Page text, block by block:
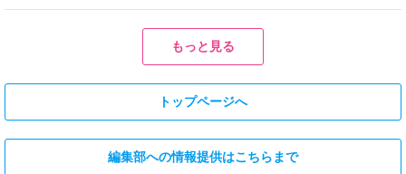
発売～具材は謎肉、キャベツ、チ
[2026/3/30 15:42:35]
フード
や薬味などもついて税込2,200円!
4,400円
[2026/3/30 15:17:42]